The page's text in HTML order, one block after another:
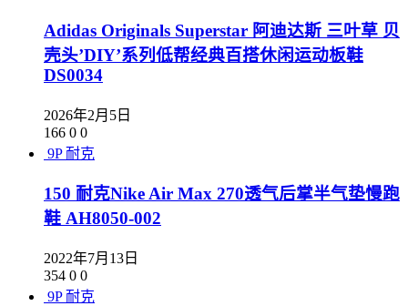
Adidas Originals Superstar 阿迪达斯 三叶草 贝
壳头’DIY’系列低帮经典百搭休闲运动板鞋
DS0034
2026年2月5日
166 0 0
9P 耐克
150 耐克Nike Air Max 270透气后掌半气垫慢跑
鞋 AH8050-002
2022年7月13日
354 0 0
9P 耐克